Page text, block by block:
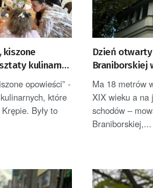
kiszone
kulinarne
opowieści” -
które
Były to
Dzień
Braniborskiej
po raz ostatni
Ma 18 metrów
XIX wieku a na
schodów –
Braniborskiej,...